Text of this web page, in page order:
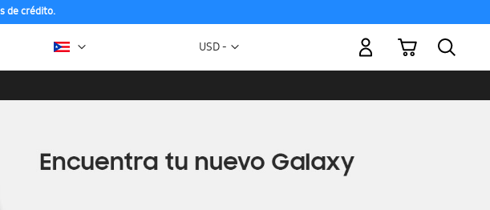
de crédito.
Moneda
USD -
Mi carrito